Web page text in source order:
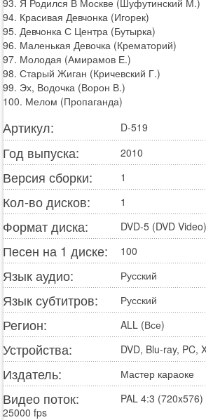
94. Красивая Девчонка (Игорек)
95. Девчонка С Центра (Бутырка)
96. Маленькая Девочка (Крематорий)
97. Молодая (Амирамов Е.)
98. Старый Жиган (Кричевский Г.)
99. Эх, Водочка (Ворон В.)
100. Мелом (Пропаганда)
Артикул: D-519
Год выпуска: 2010
Версия сборки: 1
Кол-во дисков: 1
Формат диска: DVD-5 (DVD Video)
Песен на 1 диске: 100
Язык аудио: Русский
Язык субтитров: Русский
Регион: ALL (Все)
Устройства: DVD, Blu-ray, PC,
Издатель: Мастер караоке
Видео поток:
PAL 4:3
25000 fps